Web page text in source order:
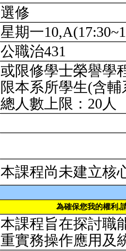
選修
星期一
公職治431
或限修學士榮譽學
限本系所學生(含
總人數上限：20人
本課程尚未建立核
為確保您我的權利,
本課程旨在探討職
重實務操作應用及